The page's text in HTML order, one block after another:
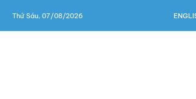
Thứ Sáu, 07/08/2026